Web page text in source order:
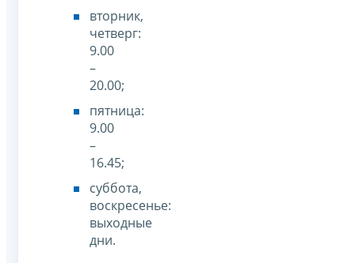
вторник,
четверг:
9.00
–
20.00;
пятница:
9.00
–
16.45;
суббота,
воскресенье:
выходные
дни.